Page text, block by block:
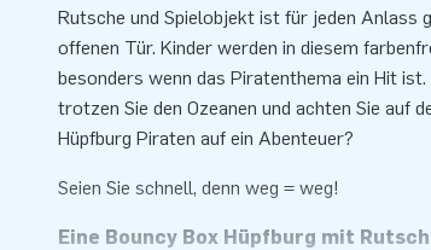
Rutsche und Spielobjekt ist für jeden Anlass
offenen Tür. Kinder werden in diesem
besonders wenn das Piratenthema ein Hit
trotzen Sie den Ozeanen und achten Sie auf
Hüpfburg Piraten auf ein Abenteuer?
Seien Sie schnell, denn weg = weg!
Eine Bouncy Box Hüpfburg mit